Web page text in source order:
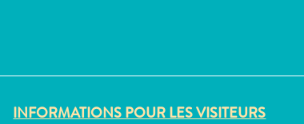
INFORMATIONS POUR LES VISITEURS